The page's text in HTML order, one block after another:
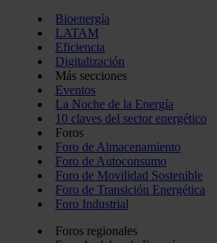
Bioenergía
LATAM
Eficiencia
Digitalización
Más secciones
Eventos
La Noche de la Energía
10 claves del sector energético
Foros
Foro de Almacenamiento
Foro de Autoconsumo
Foro de Movilidad Sostenible
Foro de Transición Energética
Foro Industrial
Foros regionales